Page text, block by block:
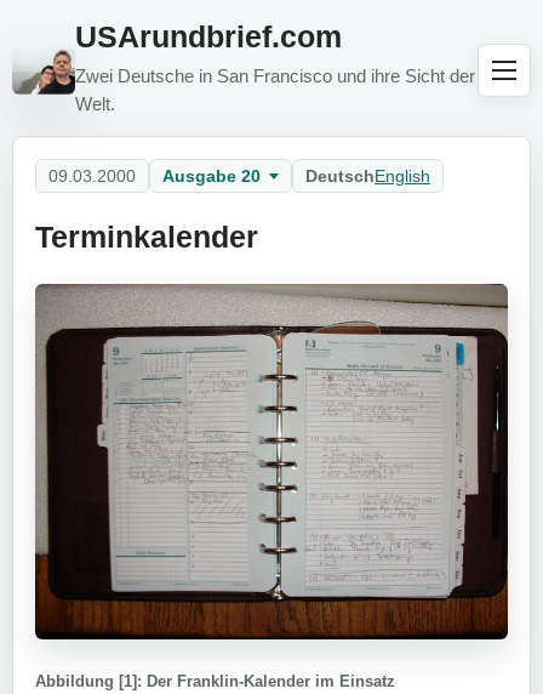
USArundbrief.com
Zwei Deutsche in San Francisco und ihre Sicht der
Welt.
09.03.2000 Ausgabe 20 DeutschEnglish
Terminkalender
Abbildung [1]: Der Franklin-Kalender im Einsatz